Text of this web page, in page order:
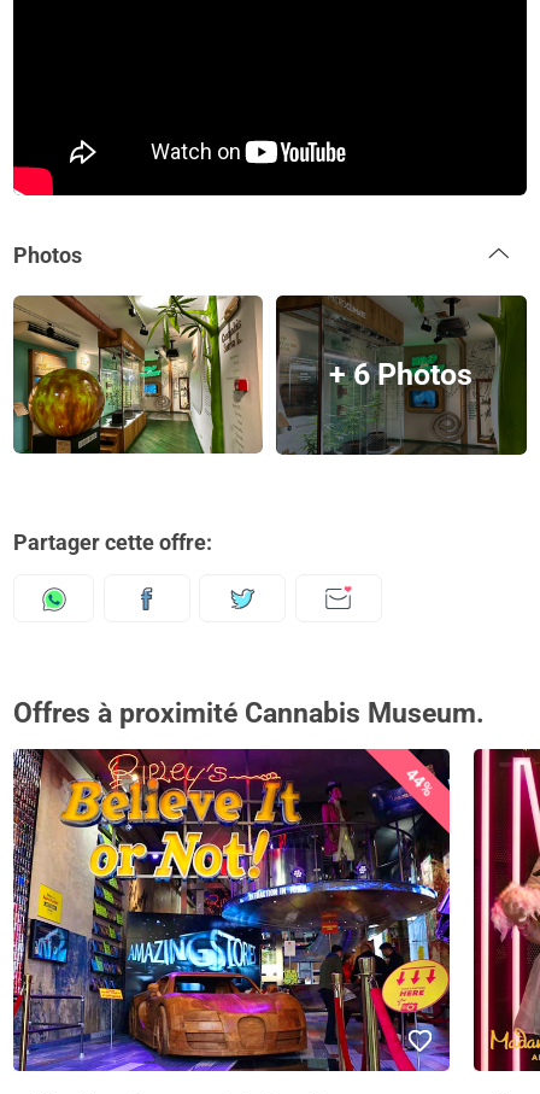
Photos
+ 6 Photos
Partager cette offre:
Offres à proximité Cannabis Museum.
44%